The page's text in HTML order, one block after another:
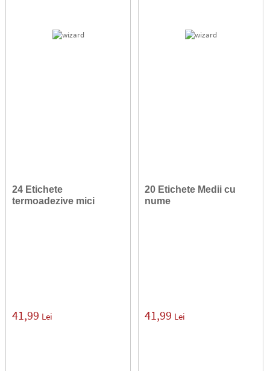
24 Etichete
termoadezive mici
41,99 Lei
20 Etichete Medii cu
nume
41,99 Lei